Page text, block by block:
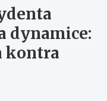
dynamice:
kontra